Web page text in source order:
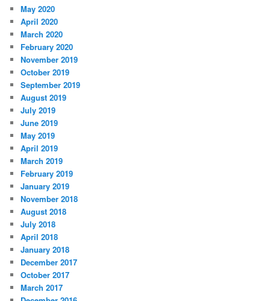
May 2020
April 2020
March 2020
February 2020
November 2019
October 2019
September 2019
August 2019
July 2019
June 2019
May 2019
April 2019
March 2019
February 2019
January 2019
November 2018
August 2018
July 2018
April 2018
January 2018
December 2017
October 2017
March 2017